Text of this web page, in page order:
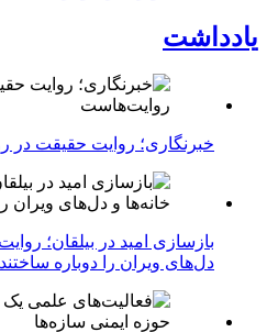
یادداشت
خبرنگاری؛ روایت حقیقت در
بازسازی امید در بیلقان؛
دل‌های ویران را دوباره ساختند